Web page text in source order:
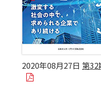
2020年08月27日 第32